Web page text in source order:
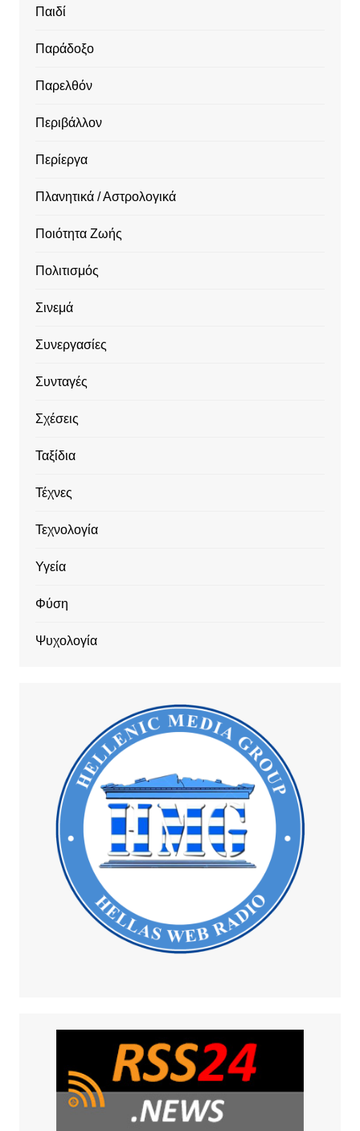
Παιδί
Παράδοξο
Παρελθόν
Περιβάλλον
Περίεργα
Πλανητικά / Αστρολογικά
Ποιότητα Ζωής
Πολιτισμός
Σινεμά
Συνεργασίες
Συνταγές
Σχέσεις
Ταξίδια
Τέχνες
Τεχνολογία
Υγεία
Φύση
Ψυχολογία